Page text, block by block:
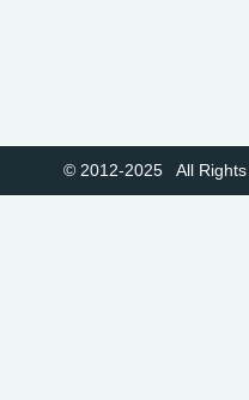
© 2012-2025 All Rights